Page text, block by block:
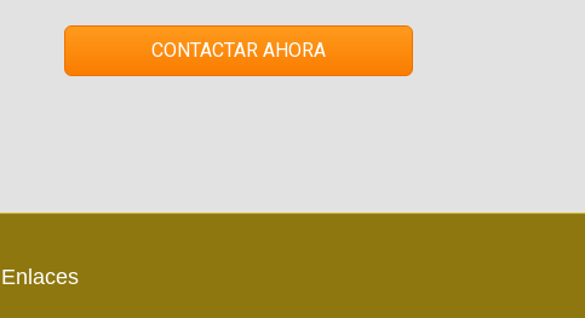
CONTACTAR AHORA
Enlaces